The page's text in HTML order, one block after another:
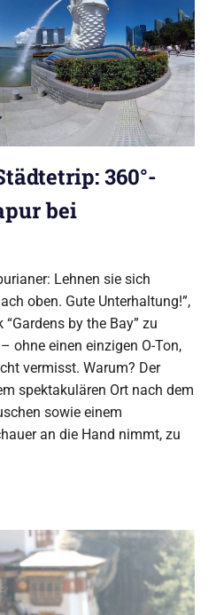
360°-
bei
Lehnen sie sich
oben. Gute Unterhaltung!”,
by the Bay” zu
ohne einen einzigen O-Ton,
vermisst. Warum? Der
spektakulären Ort nach dem
sowie einem
an die Hand nimmt, zu